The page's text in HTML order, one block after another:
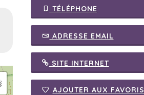
TÉLÉPHONE
ADRESSE EMAIL
SITE INTERNET
AJOUTER AUX FAVORIS